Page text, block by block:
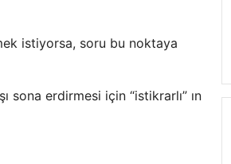
istiyorsa, soru bu noktaya
sona erdirmesi için “istikrarlı” ın